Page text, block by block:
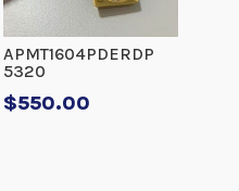
APMT1604PDERDP
5320
$550.00